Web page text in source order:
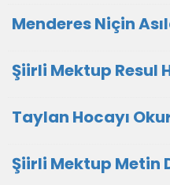
Menderes Niçin
Şiirli Mektup Resul
Taylan Hocayı
Şiirli Mektup Metin